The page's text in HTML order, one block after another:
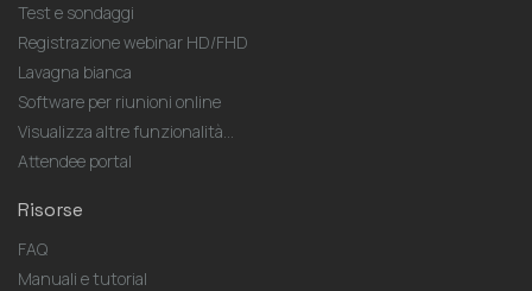
Test e sondaggi
Registrazione webinar HD/FHD
Lavagna bianca
Software per riunioni online
Visualizza altre funzionalità...
Attendee portal
Risorse
FAQ
Manuali e tutorial